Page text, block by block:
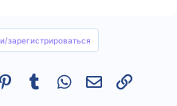
зарегистрироваться
Pinterest
Tumblr WhatsAppСсылка